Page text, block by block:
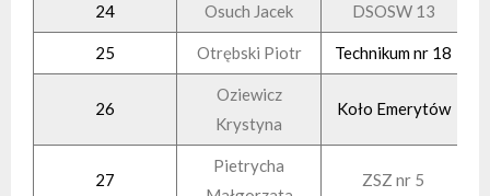
24 Osuch Jacek DSOSW 13
25 Otrębski Piotr Technikum nr 18
26
Oziewicz
Krystyna
Koło Emerytów
27
Pietrycha
ZSZ nr 5